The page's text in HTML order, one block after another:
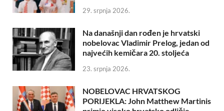
29. srpnja 2026.
Na današnji dan rođen je hrvatski
nobelovac Vladimir Prelog, jedan od
najvećih kemičara 20. stoljeća
23. srpnja 2026.
NOBELOVAC HRVATSKOG
PORIJEKLA: John Matthew Martinis